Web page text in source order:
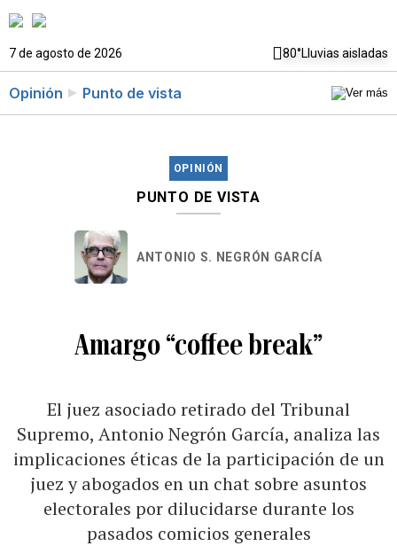
7 de agosto de 2026 80°Lluvias aisladas
Opinión Punto de vista
OPINIÓN
PUNTO DE VISTA
ANTONIO S. NEGRÓN GARCÍA
Amargo “coffee break”
El juez asociado retirado del Tribunal
Supremo, Antonio Negrón García, analiza las
implicaciones éticas de la participación de un
juez y abogados en un chat sobre asuntos
electorales por dilucidarse durante los
pasados comicios generales